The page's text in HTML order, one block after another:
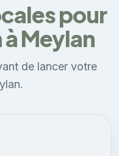
pour
Meylan
de lancer votre